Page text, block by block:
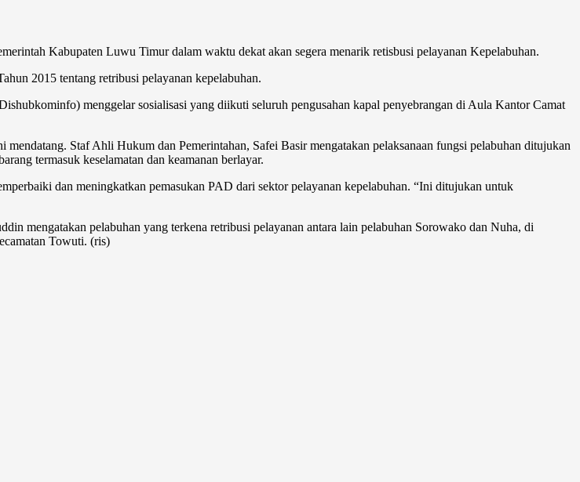
Kabupaten Luwu Timur dalam waktu dekat akan segera menarik retisbusi pelayanan Kepelabuhan.
2015 tentang retribusi pelayanan kepelabuhan.
menggelar sosialisasi yang diikuti seluruh pengusahan kapal penyebrangan di Aula Kantor Camat
Staf Ahli Hukum dan Pemerintahan, Safei Basir mengatakan pelaksanaan fungsi pelabuhan ditujukan
termasuk keselamatan dan keamanan berlayar.
dan meningkatkan pemasukan PAD dari sektor pelayanan kepelabuhan. “Ini ditujukan untuk
mengatakan pelabuhan yang terkena retribusi pelayanan antara lain pelabuhan Sorowako dan Nuha, di
Towuti. (ris)